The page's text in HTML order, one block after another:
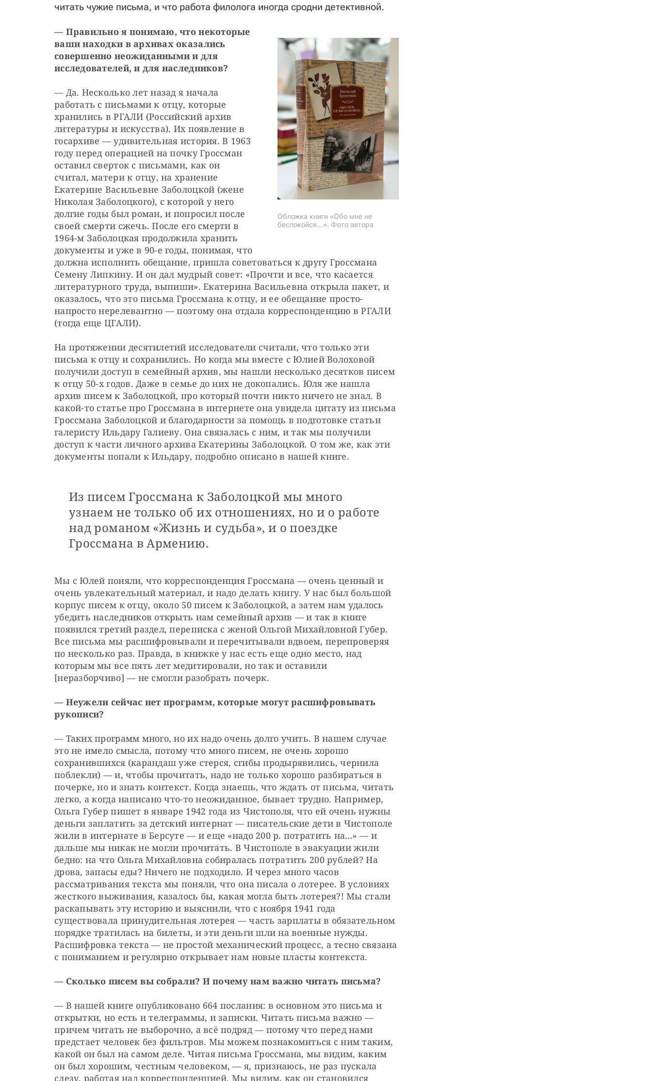
читать чужие письма, и что работа филолога иногда сродни детективной.
Обложка книги «Обо мне не
беспокойся…». Фото автора
— Правильно я понимаю, что некоторые
ваши находки в архивах оказались
совершенно неожиданными и для
исследователей, и для наследников?
— Да. Несколько лет назад я начала
работать с письмами к отцу, которые
хранились в РГАЛИ (Российский архив
литературы и искусства). Их появление в
госархиве — удивительная история. В 1963
году перед операцией на почку Гроссман
оставил сверток с письмами, как он
считал, матери к отцу, на хранение
Екатерине Васильевне Заболоцкой (жене
Николая Заболоцкого), с которой у него
долгие годы был роман, и попросил после
своей смерти сжечь. После его смерти в
1964-м Заболоцкая продолжила хранить
документы и уже в 90-е годы, понимая, что
должна исполнить обещание, пришла советоваться к другу Гроссмана
Семену Липкину. И он дал мудрый совет: «Прочти и все, что касается
литературного труда, выпиши». Екатерина Васильевна открыла пакет, и
оказалось, что это письма Гроссмана к отцу, и ее обещание просто-
напросто нерелевантно — поэтому она отдала корреспонденцию в РГАЛИ
(тогда еще ЦГАЛИ).
На протяжении десятилетий исследователи считали, что только эти
письма к отцу и сохранились. Но когда мы вместе с Юлией Волоховой
получили доступ в семейный архив, мы нашли несколько десятков писем
к отцу 50-х годов. Даже в семье до них не докопались. Юля же нашла
архив писем к Заболоцкой, про который почти никто ничего не знал. В
какой-то статье про Гроссмана в интернете она увидела цитату из письма
Гроссмана Заболоцкой и благодарности за помощь в подготовке статьи
галеристу Ильдару Галиеву. Она связалась с ним, и так мы получили
доступ к части личного архива Екатерины Заболоцкой. О том же, как эти
документы попали к Ильдару, подробно описано в нашей книге.
Из писем Гроссмана к Заболоцкой мы много
узнаем не только об их отношениях, но и о работе
над романом «Жизнь и судьба», и о поездке
Гроссмана в Армению.
Мы с Юлей поняли, что корреспонденция Гроссмана — очень ценный и
очень увлекательный материал, и надо делать книгу. У нас был большой
корпус писем к отцу, около 50 писем к Заболоцкой, а затем нам удалось
убедить наследников открыть нам семейный архив — и так в книге
появился третий раздел, переписка с женой Ольгой Михайловной Губер.
Все письма мы расшифровывали и перечитывали вдвоем, перепроверяя
по несколько раз. Правда, в книжке у нас есть еще одно место, над
которым мы все пять лет медитировали, но так и оставили
[неразборчиво] — не смогли разобрать почерк.
— Неужели сейчас нет программ, которые могут расшифровывать
рукописи?
— Таких программ много, но их надо очень долго учить. В нашем случае
это не имело смысла, потому что много писем, не очень хорошо
сохранившихся (карандаш уже стерся, сгибы продырявились, чернила
поблекли) — и, чтобы прочитать, надо не только хорошо разбираться в
почерке, но и знать контекст. Когда знаешь, что ждать от письма, читать
легко, а когда написано что-то неожиданное, бывает трудно. Например,
Ольга Губер пишет в январе 1942 года из Чистополя, что ей очень нужны
деньги заплатить за детский интернат — писательские дети в Чистополе
жили в интернате в Берсуте — и еще «надо 200 р. потратить на…» — и
дальше мы никак не могли прочитать. В Чистополе в эвакуации жили
бедно: на что Ольга Михайловна собиралась потратить 200 рублей? На
дрова, запасы еды? Ничего не подходило. И через много часов
рассматривания текста мы поняли, что она писала о лотерее. В условиях
жесткого выживания, казалось бы, какая могла быть лотерея?! Мы стали
раскапывать эту историю и выяснили, что с ноября 1941 года
существовала принудительная лотерея — часть зарплаты в обязательном
порядке тратилась на билеты, и эти деньги шли на военные нужды.
Расшифровка текста — не простой механический процесс, а тесно связана
с пониманием и регулярно открывает нам новые пласты контекста.
— Сколько писем вы собрали? И почему нам важно читать письма?
— В нашей книге опубликовано 664 послания: в основном это письма и
открытки, но есть и телеграммы, и записки. Читать письма важно —
причем читать не выборочно, а всё подряд — потому что перед нами
предстает человек без фильтров. Мы можем познакомиться с ним таким,
какой он был на самом деле. Читая письма Гроссмана, мы видим, каким
он был хорошим, честным человеком, — я, признаюсь, не раз пускала
слезу, работая над корреспонденцией. Мы видим, как он становился